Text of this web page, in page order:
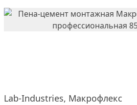
Lab-Industries, Макрофлекс